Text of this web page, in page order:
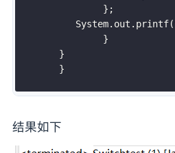
} ;
	   System
. out . printf(
}
}
}
结果如下